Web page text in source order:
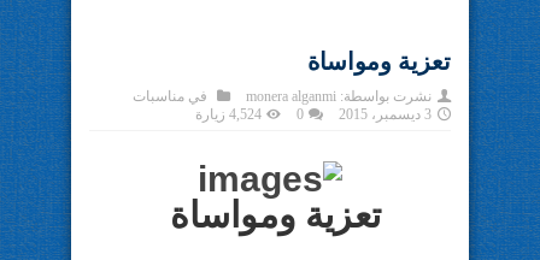
تعزية ومواساة
نشرت بواسطة: monera alganmi في مناسبات
3 ديسمبر، 2015
0 4,524 زيارة
تعزية ومواساة